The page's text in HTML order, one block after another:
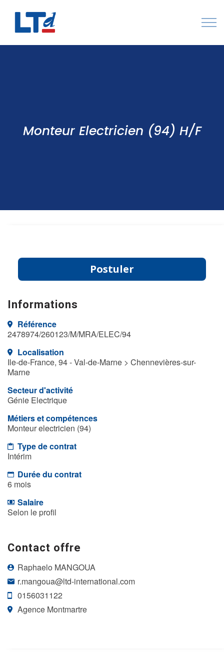
Contactez-nous
Monteur Electricien (94) H/F
Postuler
Informations
Référence
2478974/260123/M/MRA/ELEC/94
Localisation
Ile-de-France, 94 - Val-de-Marne > Chennevières-sur-
Marne
Secteur d'activité
Génie Electrique
Métiers et compétences
Monteur electricien (94)
Type de contrat
Intérim
Durée du contrat
6 mois
Salaire
Selon le profil
Contact offre
Raphaelo MANGOUA
r.mangoua@ltd-international.com
0156031122
Agence Montmartre